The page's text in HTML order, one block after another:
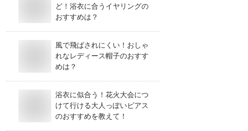
ど！浴衣に合うイヤリングの
おすすめは？
風で飛ばされにくい！おしゃ
れなレディース帽子のおすす
めは？
浴衣に似合う！花火大会につ
けて行ける大人っぽいピアス
のおすすめを教えて！